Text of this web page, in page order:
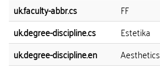
uk.faculty-abbr.cs
FF
uk.degree-discipline.cs
Estetika
uk.degree-discipline.en
Aesthetics